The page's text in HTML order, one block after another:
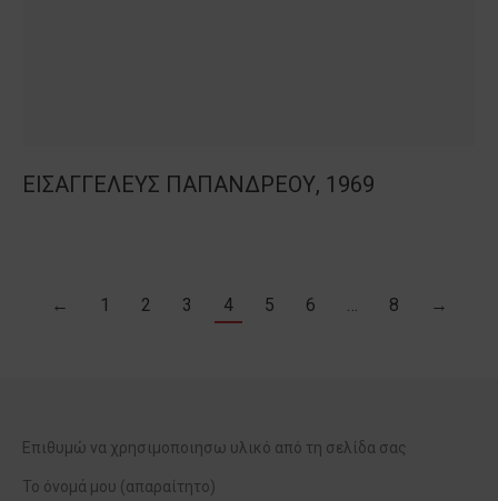
ΕΙΣΑΓΓΕΛΕΥΣ ΠΑΠΑΝΔΡΕΟΥ, 1969
← 1 2 3 4 5 6 … 8 →
Επιθυμώ να χρησιμοποιησω υλικό από τη σελίδα σας
Το όνομά μου (απαραίτητο)